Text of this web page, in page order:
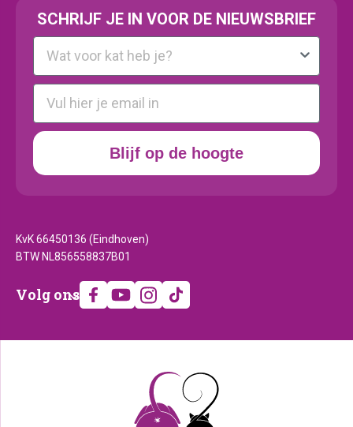
SCHRIJF JE IN VOOR DE NIEUWSBRIEF
Kattenras
E-mail
Blijf op de hoogte
KvK 66450136 (Eindhoven)
BTW NL856558837B01
Volg
Volg ons